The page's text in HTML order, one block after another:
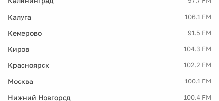
Калуга 106.1 FM
Кемерово 91.5 FM
Киров 104.3 FM
Красноярск 102.2 FM
Москва 100.1 FM
Нижний Новгород 100.4 FM